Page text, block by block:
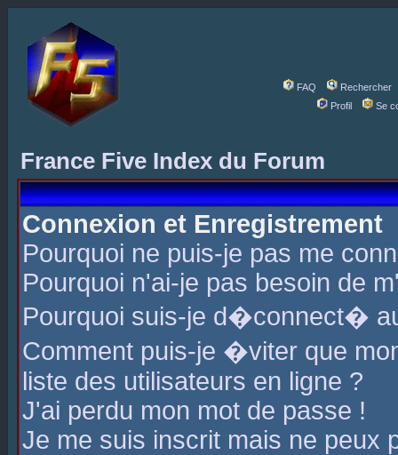
FAQ
Rechercher
Profil
Se
France Five Index du Forum
Connexion et Enregistrement
Pourquoi ne puis-je pas me
Pourquoi n'ai-je pas besoin de
Pourquoi suis-je d�connect�
Comment puis-je �viter que
liste des utilisateurs en ligne ?
J'ai perdu mon mot de passe !
Je me suis inscrit mais ne peux